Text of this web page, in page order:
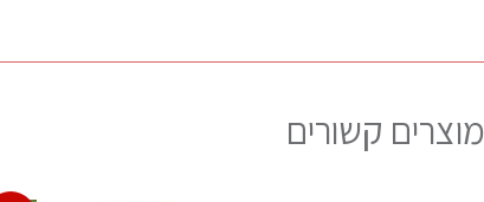
מוצרים קשורים